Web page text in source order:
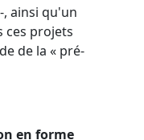
ainsi qu'un
ces projets
de la « pré-
en forme